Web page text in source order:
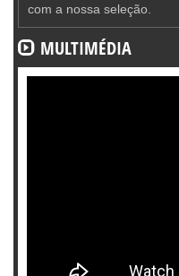
com a nossa seleção.
MULTIMÉDIA